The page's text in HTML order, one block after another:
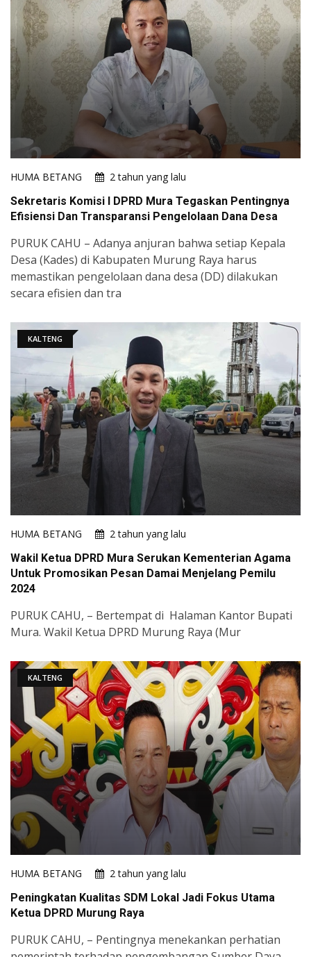
HUMA BETANG
2 tahun yang lalu
Sekretaris Komisi I DPRD Mura Tegaskan Pentingnya
Efisiensi Dan Transparansi Pengelolaan Dana Desa
PURUK CAHU – Adanya anjuran bahwa setiap Kepala
Desa (Kades) di Kabupaten Murung Raya harus
memastikan pengelolaan dana desa (DD) dilakukan
secara efisien dan tra
KALTENG
HUMA BETANG
2 tahun yang lalu
Wakil Ketua DPRD Mura Serukan Kementerian Agama
Untuk Promosikan Pesan Damai Menjelang Pemilu
2024
PURUK CAHU, – Bertempat di Halaman Kantor Bupati
Mura. Wakil Ketua DPRD Murung Raya (Mur
KALTENG
HUMA BETANG
2 tahun yang lalu
Peningkatan Kualitas SDM Lokal Jadi Fokus Utama
Ketua DPRD Murung Raya
PURUK CAHU, – Pentingnya menekankan perhatian